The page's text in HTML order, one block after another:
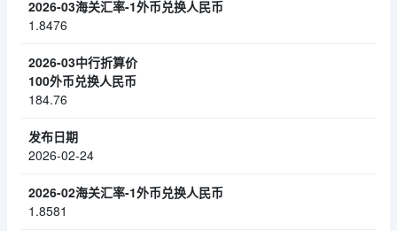
1.8476
184.76
2026-02-24
1.8581